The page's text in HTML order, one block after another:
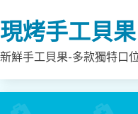
to
content
現烤手工貝
新鮮手工貝果-多款獨特口